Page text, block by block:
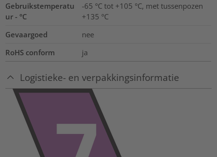
Gebruikstemperatu
ur - °C
-65 °C tot +105 °C, met tussenpozen
+135 °C
Gevaargoed
nee
RoHS conform
ja
Logistieke- en verpakkingsinformatie